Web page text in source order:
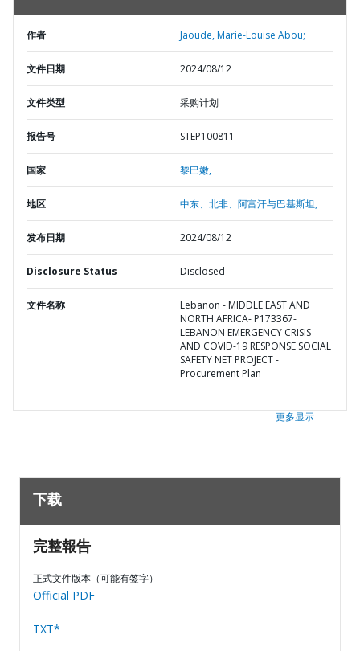
作者 Jaoude, Marie-Louise Abou;
文件日期 2024/08/12
文件类型 采购计划
报告号 STEP100811
国家 黎巴嫩,
地区 中东、北非、阿富汗与巴基斯坦,
发布日期 2024/08/12
Disclosure Status Disclosed
文件名称
Lebanon - MIDDLE EAST AND
NORTH AFRICA- P173367-
LEBANON EMERGENCY CRISIS
AND COVID-19 RESPONSE SOCIAL
SAFETY NET PROJECT -
Procurement Plan
更多显示
下载
完整報告
正式文件版本（可能有签字）
Official PDF
TXT*